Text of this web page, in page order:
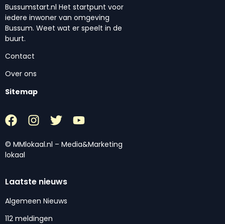
Bussumstart.nl Het startpunt voor
iedere inwoner van omgeving
Bussum. Weet wat er speelt in de
buurt.
Contact
Over ons
Sitemap
© MMlokaal.nl – Media&Marketing
lokaal
Laatste nieuws
Algemeen Nieuws
112 meldingen